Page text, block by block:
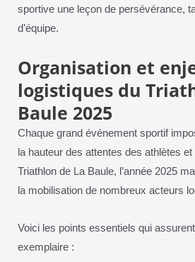
sportive une leçon de persévérance,
d’équipe.
Organisation et
logistiques du
Baule 2025
Chaque grand événement sportif
la hauteur des attentes des athlètes
Triathlon de La Baule, l’année 2025
la mobilisation de nombreux acteurs
Voici les points essentiels qui
exemplaire :